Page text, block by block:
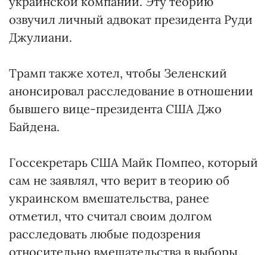
озвучил личный адвокат президента Руди
Джулиани.
Трамп также хотел, чтобы Зеленский
анонсировал расследование в отношении
бывшего вице-президента США Джо
Байдена.
Госсекретарь США Майк Помпео, который
сам не заявлял, что верит в теорию об
украинском вмешательства, ранее
отметил, что считал своим долгом
расследовать любые подозрения
относительно вмешательства в выборы.